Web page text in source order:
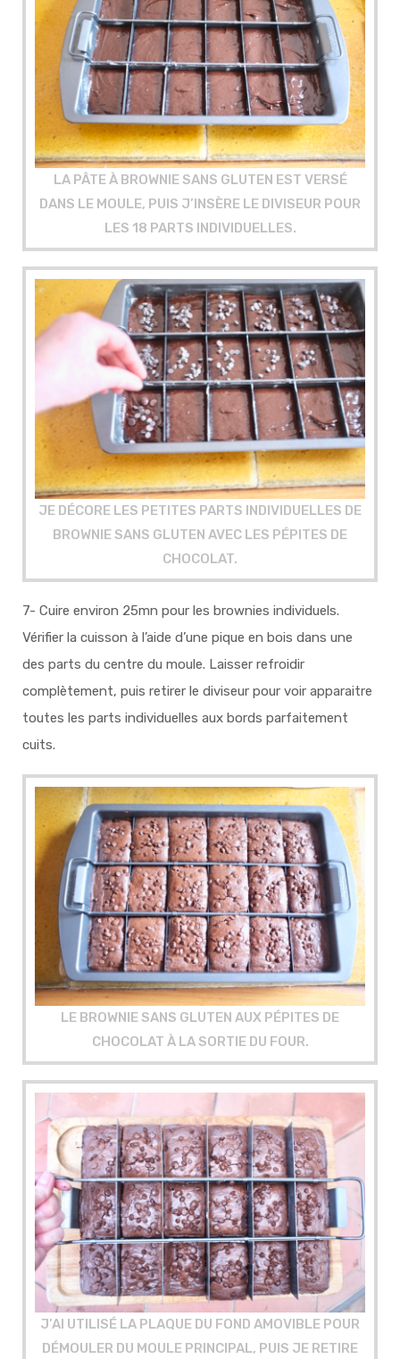
LA PÂTE À BROWNIE SANS GLUTEN EST VERSÉ
DANS LE MOULE, PUIS J’INSÈRE LE DIVISEUR POUR
LES 18 PARTS INDIVIDUELLES.
JE DÉCORE LES PETITES PARTS INDIVIDUELLES DE
BROWNIE SANS GLUTEN AVEC LES PÉPITES DE
CHOCOLAT.
7- Cuire environ 25mn pour les brownies individuels.
Vérifier la cuisson à l’aide d’une pique en bois dans une
des parts du centre du moule. Laisser refroidir
complètement, puis retirer le diviseur pour voir apparaitre
toutes les parts individuelles aux bords parfaitement
cuits.
LE BROWNIE SANS GLUTEN AUX PÉPITES DE
CHOCOLAT À LA SORTIE DU FOUR.
J’AI UTILISÉ LA PLAQUE DU FOND AMOVIBLE POUR
DÉMOULER DU MOULE PRINCIPAL, PUIS JE RETIRE